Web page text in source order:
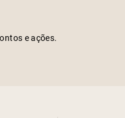
e ações.